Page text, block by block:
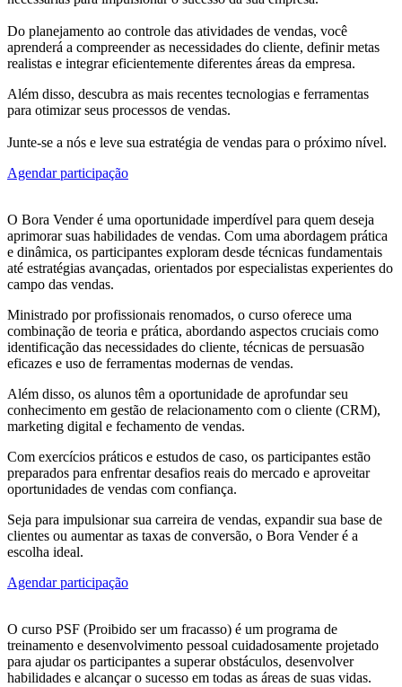
Do planejamento ao controle das atividades de vendas, você
aprenderá a compreender as necessidades do cliente, definir metas
realistas e integrar eficientemente diferentes áreas da empresa.
Além disso, descubra as mais recentes tecnologias e ferramentas
para otimizar seus processos de vendas.
Junte-se a nós e leve sua estratégia de vendas para o próximo nível.
Agendar participação
O Bora Vender é uma oportunidade imperdível para quem deseja
aprimorar suas habilidades de vendas. Com uma abordagem prática
e dinâmica, os participantes exploram desde técnicas fundamentais
até estratégias avançadas, orientados por especialistas experientes do
campo das vendas.
Ministrado por profissionais renomados, o curso oferece uma
combinação de teoria e prática, abordando aspectos cruciais como
identificação das necessidades do cliente, técnicas de persuasão
eficazes e uso de ferramentas modernas de vendas.
Além disso, os alunos têm a oportunidade de aprofundar seu
conhecimento em gestão de relacionamento com o cliente (CRM),
marketing digital e fechamento de vendas.
Com exercícios práticos e estudos de caso, os participantes estão
preparados para enfrentar desafios reais do mercado e aproveitar
oportunidades de vendas com confiança.
Seja para impulsionar sua carreira de vendas, expandir sua base de
clientes ou aumentar as taxas de conversão, o Bora Vender é a
escolha ideal.
Agendar participação
O curso PSF (Proibido ser um fracasso) é um programa de
treinamento e desenvolvimento pessoal cuidadosamente projetado
para ajudar os participantes a superar obstáculos, desenvolver
habilidades e alcançar o sucesso em todas as áreas de suas vidas.